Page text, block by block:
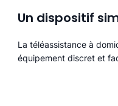
Un dispositif
La téléassistance à
équipement discret et